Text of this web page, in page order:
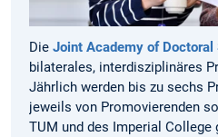
Die Joint Academy of Doctoral
bilaterales, interdisziplinäres
Jährlich werden bis zu sechs
jeweils von Promovierenden
TUM und des Imperial